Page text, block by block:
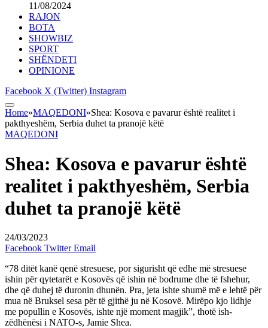
11/08/2024
RAJON
BOTA
SHOWBIZ
SPORT
SHËNDETI
OPINIONE
Facebook X (Twitter) Instagram
Home»MAQEDONI»Shea: Kosova e pavarur është realitet i
pakthyeshëm, Serbia duhet ta pranojë këtë
MAQEDONI
Shea: Kosova e pavarur është
realitet i pakthyeshëm, Serbia
duhet ta pranojë këtë
24/03/2023
Facebook Twitter Email
“78 ditët kanë qenë stresuese, por sigurisht që edhe më stresuese
ishin për qytetarët e Kosovës që ishin në bodrume dhe të fshehur,
dhe që duhej të duronin dhunën. Pra, jeta ishte shumë më e lehtë për
mua në Bruksel sesa për të gjithë ju në Kosovë. Mirëpo kjo lidhje
me popullin e Kosovës, ishte një moment magjik”, thotë ish-
zëdhënësi i NATO-s, Jamie Shea.